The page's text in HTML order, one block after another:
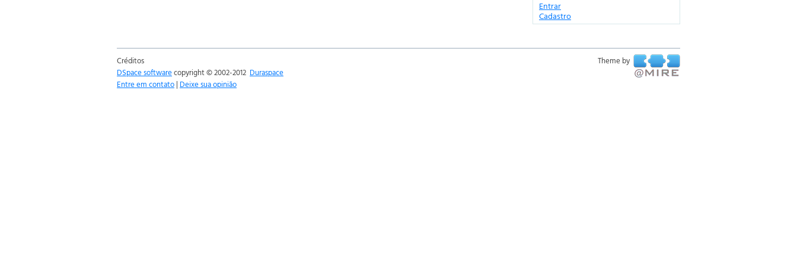
Entrar
Cadastro
Créditos
DSpace softwarecopyright © 2002-2012 Duraspace
Theme by
Entre em contato | Deixe sua opinião